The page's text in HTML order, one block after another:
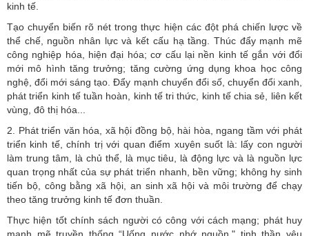
kinh tế.
Tạo chuyển biến rõ nét trong thực hiện các đột phá chiến lược về
thể chế, nguồn nhân lực và kết cấu hạ tầng. Thúc đẩy mạnh mẽ
công nghiệp hóa, hiện đại hóa; cơ cấu lại nền kinh tế gắn với đổi
mới mô hình tăng trưởng; tăng cường ứng dụng khoa học công
nghệ, đổi mới sáng tạo. Đẩy mạnh chuyển đổi số, chuyển đổi xanh,
phát triển kinh tế tuần hoàn, kinh tế tri thức, kinh tế chia sẻ, liên kết
vùng, đô thị hóa...
2. Phát triển văn hóa, xã hội đồng bộ, hài hòa, ngang tầm với phát
triển kinh tế, chính trị với quan điểm xuyên suốt là: lấy con người
làm trung tâm, là chủ thể, là mục tiêu, là động lực và là nguồn lực
quan trọng nhất của sự phát triển nhanh, bền vững; không hy sinh
tiến bộ, công bằng xã hội, an sinh xã hội và môi trường để chạy
theo tăng trưởng kinh tế đơn thuần.
Thực hiện tốt chính sách người có công với cách mạng; phát huy